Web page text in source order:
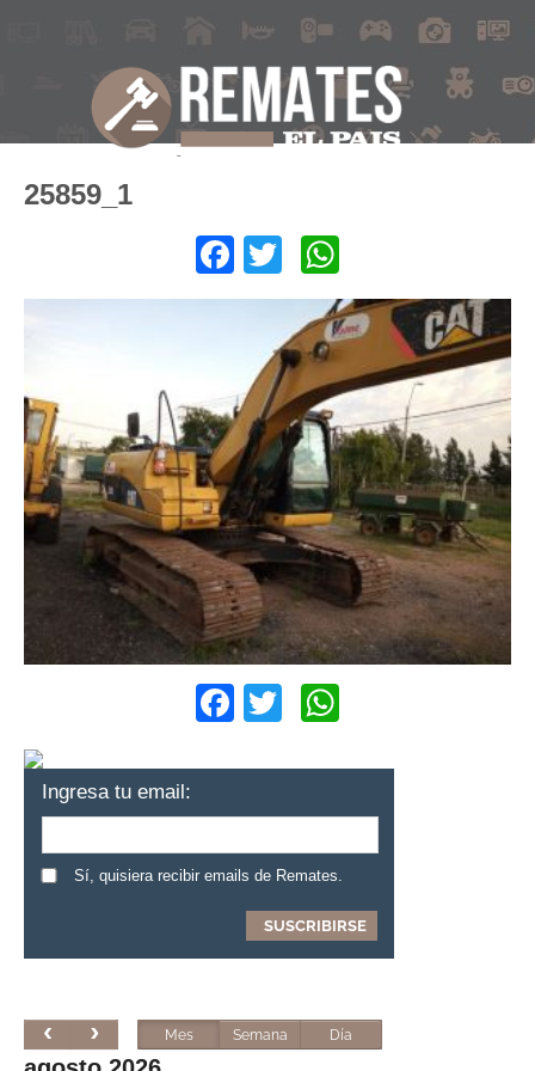
25859_1
Facebook
Twitter
Facebook
Twitter
Ingresa tu email:
Sí, quisiera recibir emails de Remates.
Mes Semana Día